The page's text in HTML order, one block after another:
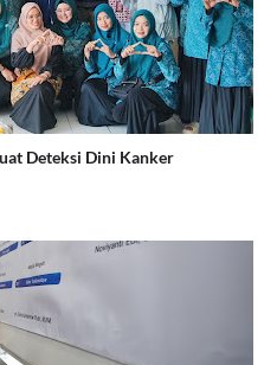
Deteksi Dini Kanker